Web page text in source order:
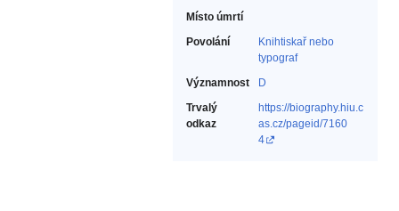
Místo úmrtí
Povolání
Knihtiskař nebo
typograf‎
Významnost
D
Trvalý
odkaz
https://biography.hiu.c
as.cz/pageid/7160
4